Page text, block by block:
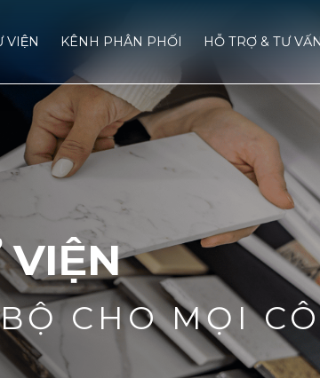
VIỆN KÊNH PHÂN PHỐI HỖ TRỢ & TƯ VẤN
VIỆN
CHO MỌI